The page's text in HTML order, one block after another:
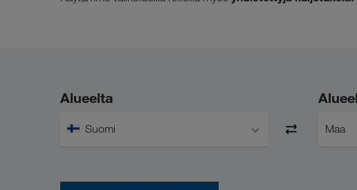
Alueelta
Suomi Maa